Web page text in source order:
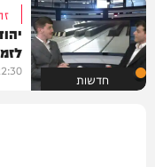
חדשות